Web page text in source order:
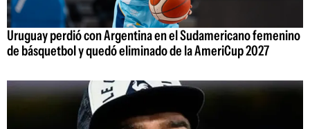
Uruguay perdió con Argentina en el Sudamericano femenino
de básquetbol y quedó eliminado de la AmeriCup 2027